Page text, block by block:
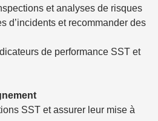
et analyses de risques
d’incidents et recommander des
de performance SST et
SST et assurer leur mise à